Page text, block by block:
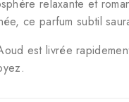
relaxante et
ce parfum subtil
est livrée